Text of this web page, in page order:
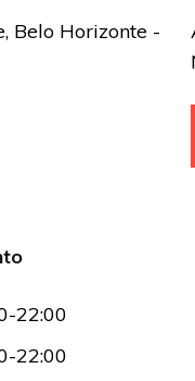
Belo Horizonte -
22:00
22:00